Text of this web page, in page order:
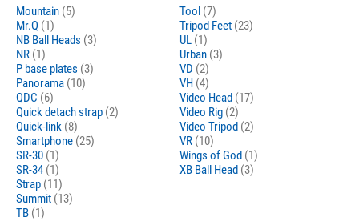
Mountain (5)
Mr.Q (1)
NB Ball Heads (3)
NR (1)
P base plates (3)
Panorama (10)
QDC (6)
Quick detach strap (2)
Quick-link (8)
Smartphone (25)
SR-30 (1)
SR-34 (1)
Strap (11)
Summit (13)
TB (1)
Tool (7)
Tripod Feet (23)
UL (1)
Urban (3)
VD (2)
VH (4)
Video Head (17)
Video Rig (2)
Video Tripod (2)
VR (10)
Wings of God (1)
XB Ball Head (3)